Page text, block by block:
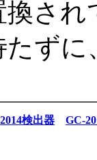
さ
ず
検出器 GC-